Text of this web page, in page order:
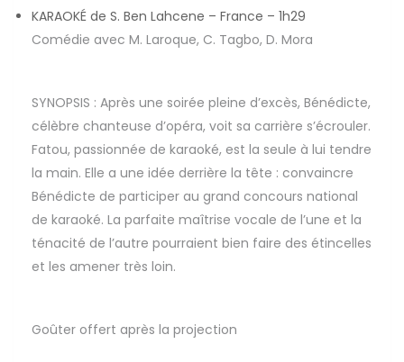
KARAOKÉ de S. Ben Lahcene – France – 1h29
Comédie avec M. Laroque, C. Tagbo, D. Mora
SYNOPSIS : Après une soirée pleine d’excès, Bénédicte,
célèbre chanteuse d’opéra, voit sa carrière s’écrouler.
Fatou, passionnée de karaoké, est la seule à lui tendre
la main. Elle a une idée derrière la tête : convaincre
Bénédicte de participer au grand concours national
de karaoké. La parfaite maîtrise vocale de l’une et la
ténacité de l’autre pourraient bien faire des étincelles
et les amener très loin.
Goûter offert après la projection